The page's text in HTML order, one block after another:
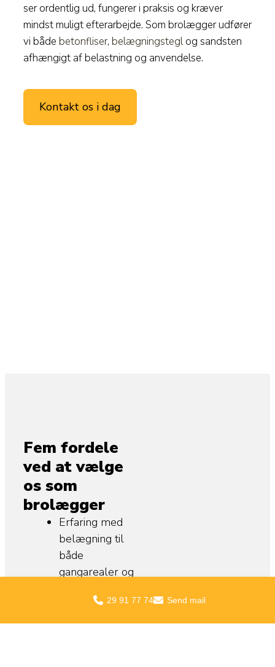
ser ordentlig ud, fungerer i praksis og kræver
mindst muligt efterarbejde. Som brolægger udfører
vi både betonfliser, belægningsteglog sandsten
afhængigt af belastning og anvendelse.
Kontakt os i dag
Fem fordele
ved at vælge
os som
brolægger
Erfaring med
belægning til
både
gangarealer og
Underlag og
bærelag
29 91 77 74 Send mail